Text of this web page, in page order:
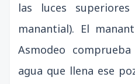
las luces
manantial). El
Asmodeo
agua que llena ese